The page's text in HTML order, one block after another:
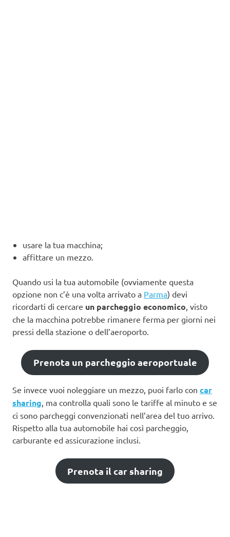
usare la tua macchina;
affittare un mezzo.
Quando usi la tua automobile (ovviamente questa
opzione non c’è una volta arrivato a Parma) devi
ricordarti di cercare un parcheggio economico , visto
che la macchina potrebbe rimanere ferma per giorni nei
pressi della stazione o dell’aeroporto.
Prenota un parcheggio aeroportuale
Se invece vuoi noleggiare un mezzo, puoi farlo con car
sharing, ma controlla quali sono le tariffe al minuto e se
ci sono parcheggi convenzionati nell’area del tuo arrivo.
Rispetto alla tua automobile hai così parcheggio,
carburante ed assicurazione inclusi.
Prenota il car sharing